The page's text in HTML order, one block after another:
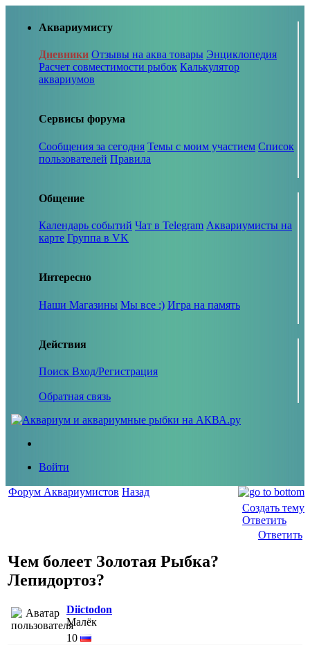
Аквариумисту
Дневники Отзывы на аква товары Энциклопедия
Расчет совместимости рыбок Калькулятор
аквариумов
Сервисы форума
Сообщения за сегодня Темы с моим участием Список
пользователей Правила
Общение
Календарь событий Чат в Telegram Аквариумисты на
карте Группа в VK
Интересно
Наши Магазины Мы все :) Игра на память
Действия
Поиск Вход/Регистрация
Обратная связь
Войти
Форум Аквариумистов Назад
Создать тему
Ответить
Ответить
Чем болеет Золотая Рыбка?
Лепидортоз?
Diictodon
Малёк
10